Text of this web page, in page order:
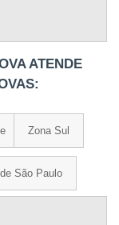
ATENDE
Zona Sul
de São Paulo